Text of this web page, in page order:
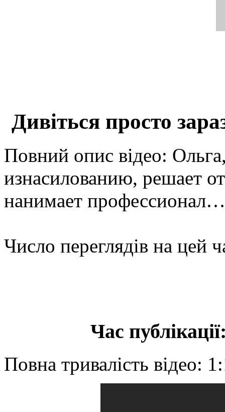
Дивіться просто
Повний опис відео:
изнасилованию, решает
нанимает профессионал…
Число переглядів на цей
Час
Повна тривалість відео: